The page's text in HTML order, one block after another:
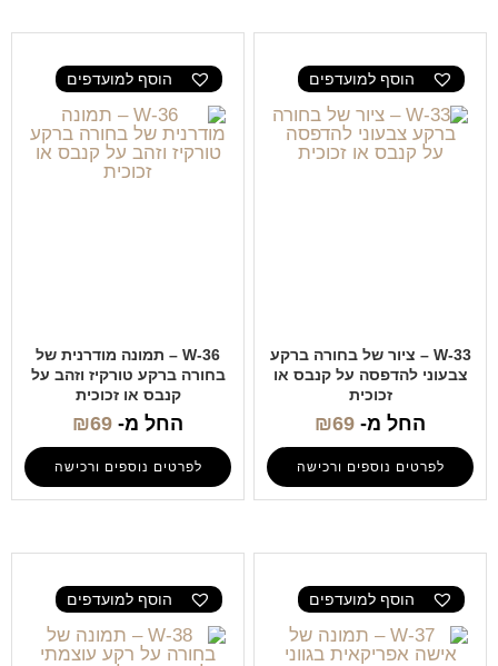
הוסף למועדפים
W-33 – ציור של בחורה ברקע
צבעוני להדפסה על קנבס או
זכוכית
החל מ- ₪69
לפרטים נוספים ורכישה
הוסף למועדפים
W-36 – תמונה מודרנית של
בחורה ברקע טורקיז וזהב על
קנבס או זכוכית
החל מ- ₪69
לפרטים נוספים ורכישה
הוסף למועדפים הוסף למועדפים